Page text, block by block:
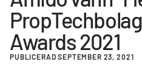
Awards 2021
PUBLICERAD SEPTEMBER 23, 2021